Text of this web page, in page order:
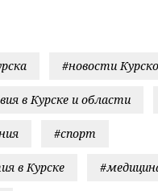
#новости
в Курске и области
#спорт
в Курске